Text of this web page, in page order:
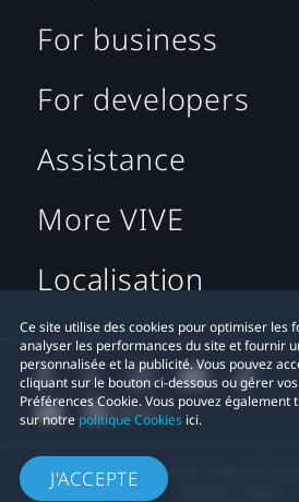
Ce site utilise des cookies pour optimiser les
analyser les performances du site et fournir
personnalisée et la publicité. Vous pouvez
cliquant sur le bouton ci-dessous ou gérer
Préférences Cookie. Vous pouvez
sur notre politique Cookies ici.
J'ACCEPTE
For business
For developers
Assistance
More VIVE
Localisation
© 2011-2026 HTC